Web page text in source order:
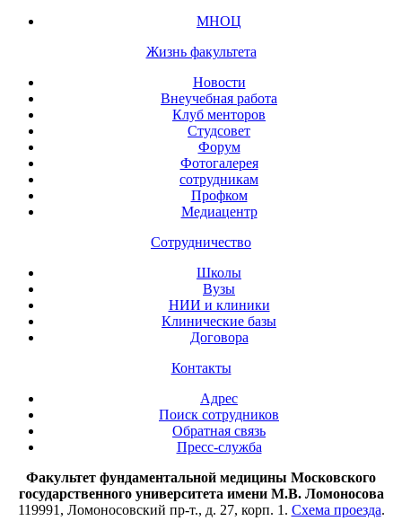
МНОЦ
Жизнь факультета
Новости
Внеучебная работа
Клуб менторов
Студсовет
Форум
Фотогалерея
сотрудникам
Профком
Медиацентр
Сотрудничество
Школы
Вузы
НИИ и клиники
Клинические базы
Договора
Контакты
Адрес
Поиск сотрудников
Обратная связь
Пресс-служба
Факультет фундаментальной медицины Московского
государственного университета имени М.В. Ломоносова
119991, Ломоносовский пр-т., д. 27, корп. 1. Схема проезда.